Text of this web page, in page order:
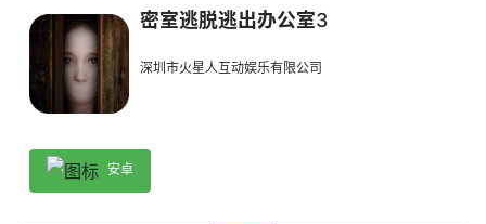
密室逃脱逃出办公室3
深圳市火星人互动娱乐有限公司
安卓